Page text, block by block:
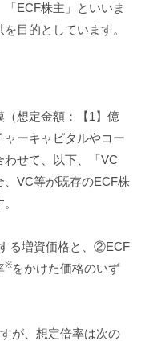
ECF株主」といいま
目的としています。
（想定金額：【1】億
ーキャピタルやコー
せて、以下、「VC
VC等が既存のECF株
る増資価格と、②ECF
※をかけた価格のいず
が、想定倍率は次の